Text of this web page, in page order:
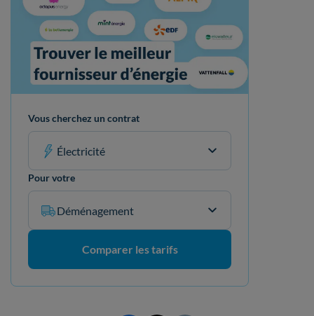
Vous cherchez un contrat
Électricité
Pour votre
Déménagement
Comparer les tarifs